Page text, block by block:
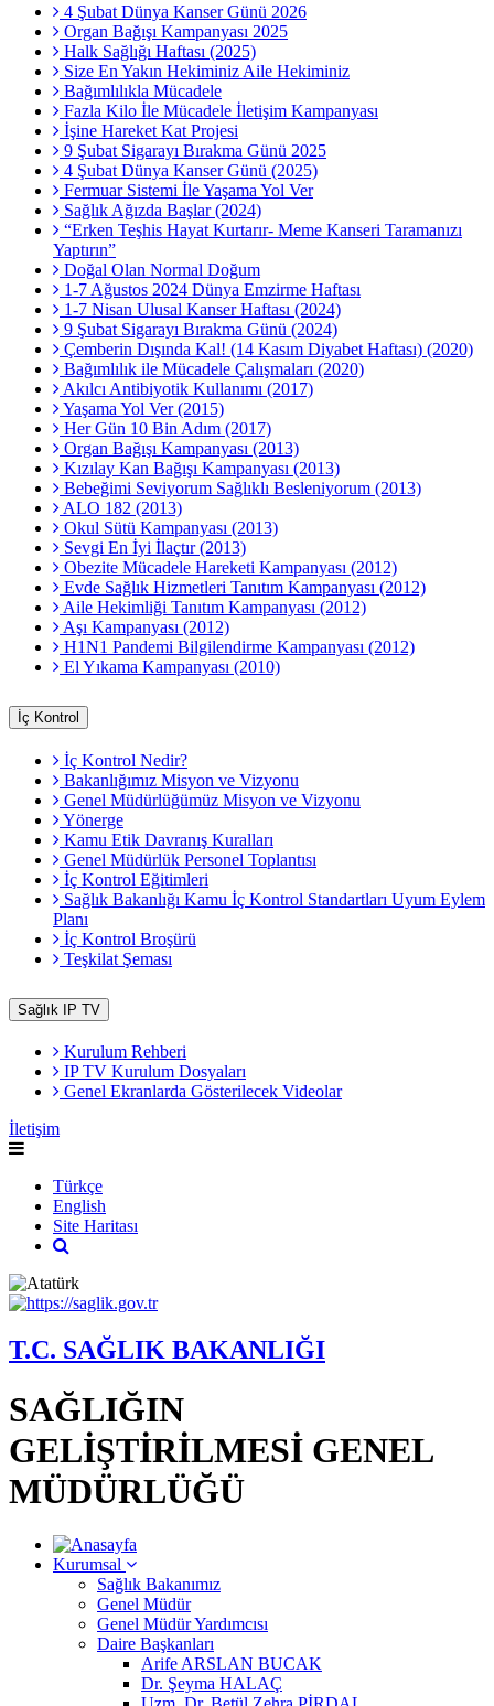
4 Şubat Dünya Kanser Günü 2026
Organ Bağışı Kampanyası 2025
Halk Sağlığı Haftası (2025)
Size En Yakın Hekiminiz Aile Hekiminiz
Bağımlılıkla Mücadele
Fazla Kilo İle Mücadele İletişim Kampanyası
İşine Hareket Kat Projesi
9 Şubat Sigarayı Bırakma Günü 2025
4 Şubat Dünya Kanser Günü (2025)
Fermuar Sistemi İle Yaşama Yol Ver
Sağlık Ağızda Başlar (2024)
“Erken Teşhis Hayat Kurtarır- Meme Kanseri Taramanızı
Yaptırın”
Doğal Olan Normal Doğum
1-7 Ağustos 2024 Dünya Emzirme Haftası
1-7 Nisan Ulusal Kanser Haftası (2024)
9 Şubat Sigarayı Bırakma Günü (2024)
Çemberin Dışında Kal! (14 Kasım Diyabet Haftası) (2020)
Bağımlılık ile Mücadele Çalışmaları (2020)
Akılcı Antibiyotik Kullanımı (2017)
Yaşama Yol Ver (2015)
Her Gün 10 Bin Adım (2017)
Organ Bağışı Kampanyası (2013)
Kızılay Kan Bağışı Kampanyası (2013)
Bebeğimi Seviyorum Sağlıklı Besleniyorum (2013)
ALO 182 (2013)
Okul Sütü Kampanyası (2013)
Sevgi En İyi İlaçtır (2013)
Obezite Mücadele Hareketi Kampanyası (2012)
Evde Sağlık Hizmetleri Tanıtım Kampanyası (2012)
Aile Hekimliği Tanıtım Kampanyası (2012)
Aşı Kampanyası (2012)
H1N1 Pandemi Bilgilendirme Kampanyası (2012)
El Yıkama Kampanyası (2010)
İç Kontrol
İç Kontrol Nedir?
Bakanlığımız Misyon ve Vizyonu
Genel Müdürlüğümüz Misyon ve Vizyonu
Yönerge
Kamu Etik Davranış Kuralları
Genel Müdürlük Personel Toplantısı
İç Kontrol Eğitimleri
Sağlık Bakanlığı Kamu İç Kontrol Standartları Uyum Eylem
Planı
İç Kontrol Broşürü
Teşkilat Şeması
Sağlık IP TV
Kurulum Rehberi
IP TV Kurulum Dosyaları
Genel Ekranlarda Gösterilecek Videolar
İletişim
Türkçe
English
Site Haritası
T.C. SAĞLIK BAKANLIĞI
SAĞLIĞIN
GELİŞTİRİLMESİ GENEL
MÜDÜRLÜĞÜ
Kurumsal
Sağlık Bakanımız
Genel Müdür
Genel Müdür Yardımcısı
Daire Başkanları
Arife ARSLAN BUCAK
Dr. Şeyma HALAÇ